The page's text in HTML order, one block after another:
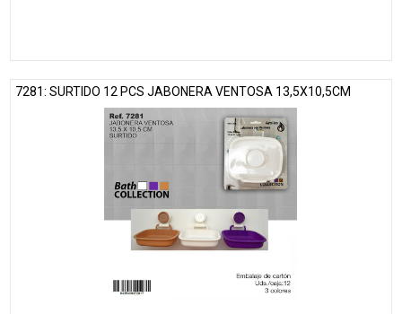
7281: SURTIDO 12 PCS JABONERA VENTOSA 13,5X10,5CM